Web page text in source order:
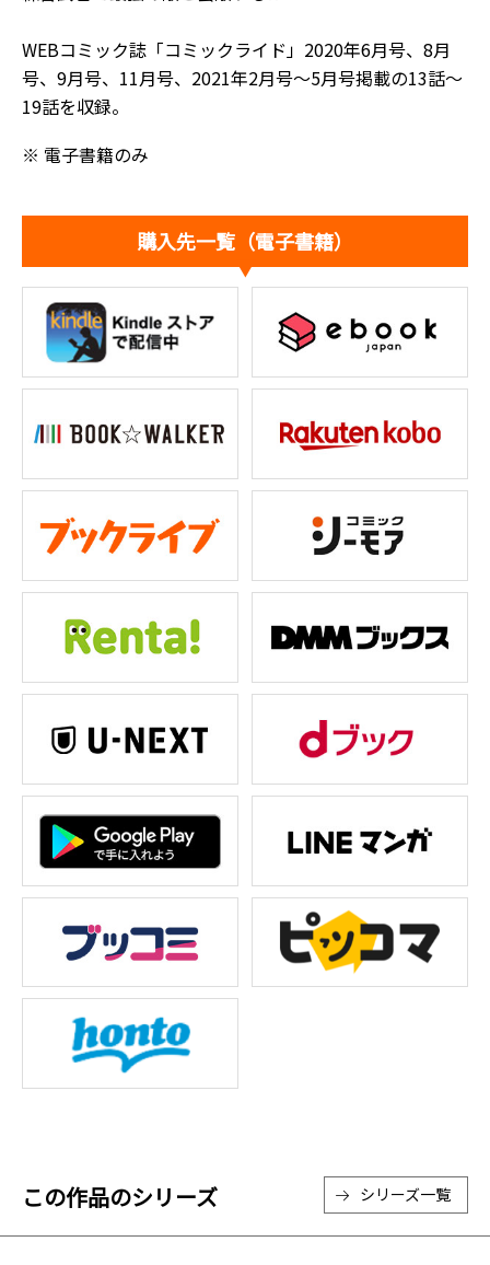
WEBコミック誌「コミックライド」2020年6月号、8月
号、9月号、11月号、2021年2月号～5月号掲載の13話～
19話を収録。
※ 電子書籍のみ
購入先一覧（電子書籍）
この作品のシリーズ シリーズ一覧